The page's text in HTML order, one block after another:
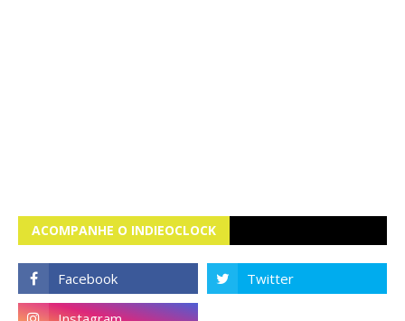
ACOMPANHE O INDIEOCLOCK